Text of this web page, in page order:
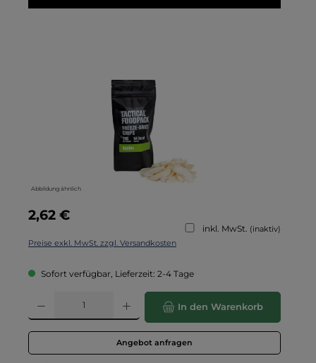
Abbildung ähnlich
Regulärer Preis:
2,62 €
inkl. MwSt. (inaktiv)
Preise exkl. MwSt. zzgl. Versandkosten
Sofort verfügbar, Lieferzeit: 2-4 Tage
Produkt Anzahl: Gib den gewünschten Wert ein oder benutze die
In den Warenkorb
Angebot anfragen